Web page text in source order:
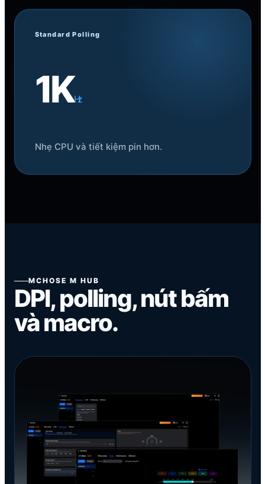
Standard Polling
1KHz
Nhẹ CPU và tiết kiệm pin hơn.
MCHOSE M HUB
DPI, polling, nút bấm
và macro.